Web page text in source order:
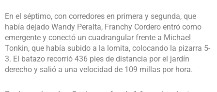
En el séptimo, con corredores en primera y segunda, que
había dejado Wandy Peralta, Franchy Cordero entró como
emergente y conectó un cuadrangular frente a Michael
Tonkin, que había subido a la lomita, colocando la pizarra 5-
3. El batazo recorrió 436 pies de distancia por el jardín
derecho y salió a una velocidad de 109 millas por hora.